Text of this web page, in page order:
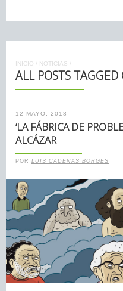
INICIO / NOTICIAS /
ALL POSTS
12 MAYO, 2018
‘LA FÁBRICA DE
ALCÁZAR
POR LUIS CADENAS BORGES